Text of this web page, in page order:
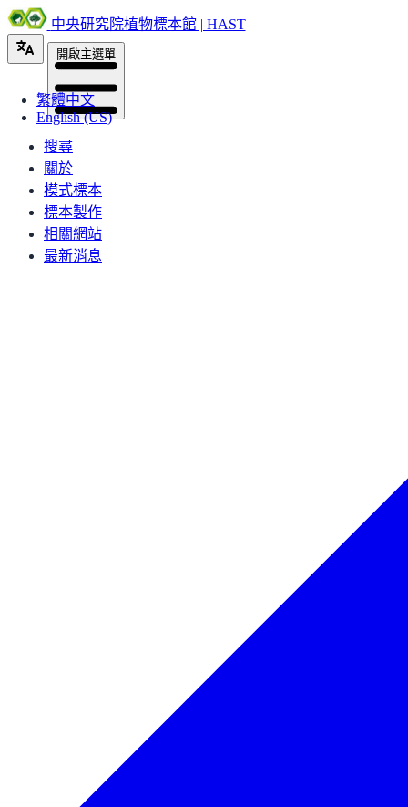
中央研究院植物標本館 | HAST
繁體中文
English (US)
開啟主選單
搜尋
關於
模式標本
標本製作
相關網站
最新消息